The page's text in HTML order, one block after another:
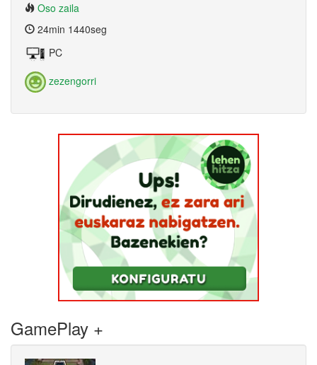
Oso zaila
24min 1440seg
PC
zezengorri
GamePlay +